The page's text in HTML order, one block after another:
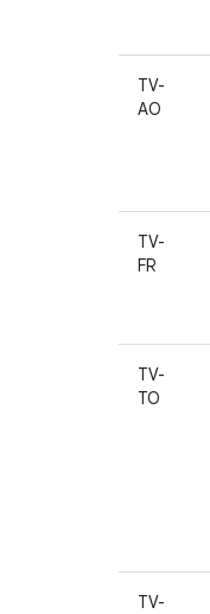
TV-
AO
TV-
FR
TV-
TO
TV-